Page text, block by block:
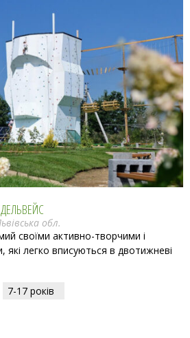
обл.
своїми активно-творчими і
які легко вписуються в двотижневі
7-17 рокiв